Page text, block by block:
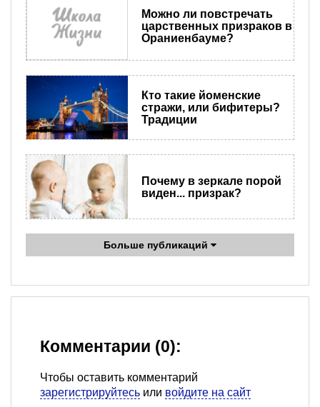
Можно ли повстречать
царственных призраков в
Ораниенбауме?
Кто такие йоменские
стражи, или бифитеры?
Традиции
Почему в зеркале порой
виден... призрак?
Больше публикаций
Комментарии (0):
Чтобы оставить комментарий
зарегистрируйтесь или войдите на сайт